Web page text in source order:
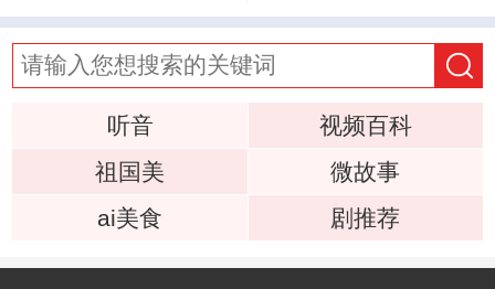
听音
视频百科
祖国美
微故事
ai美食
剧推荐